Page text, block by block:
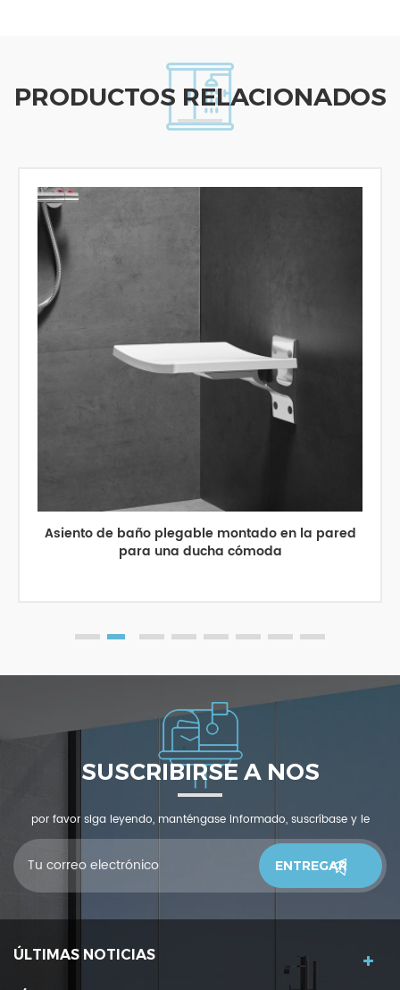
PRODUCTOS RELACIONADOS
Asiento de baño plegable montado en la pared
para una ducha cómoda
SUSCRIBIRSE A NOS
por favor siga leyendo, manténgase informado, suscríbase y le
invitamos a que nos cuente qué piensas.
ÚLTIMAS NOTICIAS